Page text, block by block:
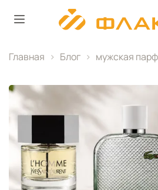
Главная Блог мужская